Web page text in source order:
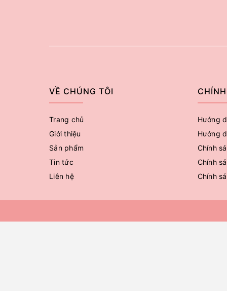
VỀ CHÚNG TÔI
Trang chủ
Giới thiệu
Sản phẩm
Tin tức
Liên hệ
Hướng
Hướng
Chính
Chính
Chính